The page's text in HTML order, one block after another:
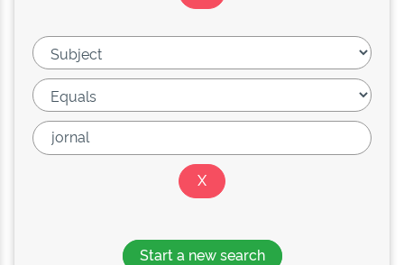
Start a new search